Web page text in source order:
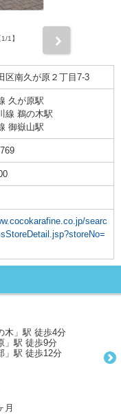
1/1】
区南久が原２丁目7-3
久が原駅
線 鵜の木駅
御嶽山駅
searc
木」駅 徒歩4分
」駅 徒歩9分
」駅 徒歩12分
月